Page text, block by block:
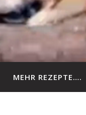
MEHR REZEPTE….